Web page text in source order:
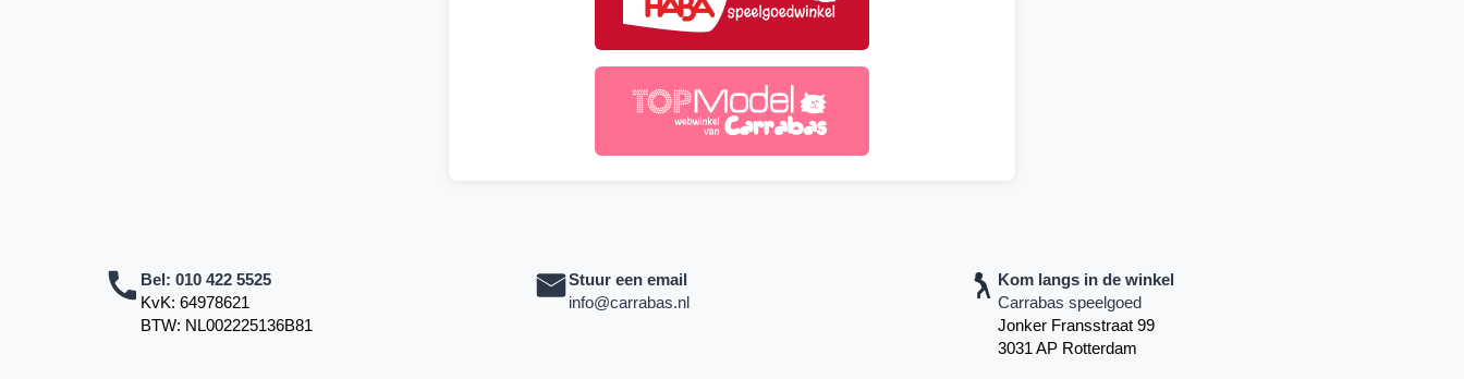
Bel: 010 422 5525
KvK: 64978621
BTW: NL002225136B81
Stuur een email
info@carrabas.nl
Kom langs in de winkel
Carrabas speelgoed
Jonker Fransstraat 99
3031 AP Rotterdam